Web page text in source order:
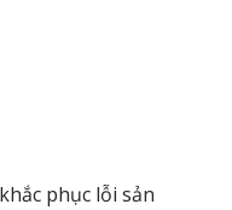
phục lỗi sản